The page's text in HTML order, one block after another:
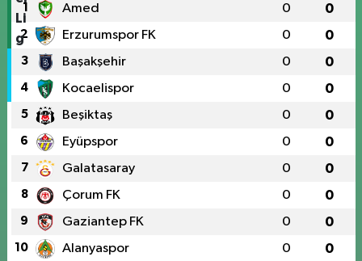
1 Amed 0 0
2 Erzurumspor FK 0 0
3 Başakşehir 0 0
4 Kocaelispor 0 0
5 Beşiktaş 0 0
6 Eyüpspor 0 0
7 Galatasaray 0 0
8 Çorum FK 0 0
9 Gaziantep FK 0 0
10 Alanyaspor 0 0